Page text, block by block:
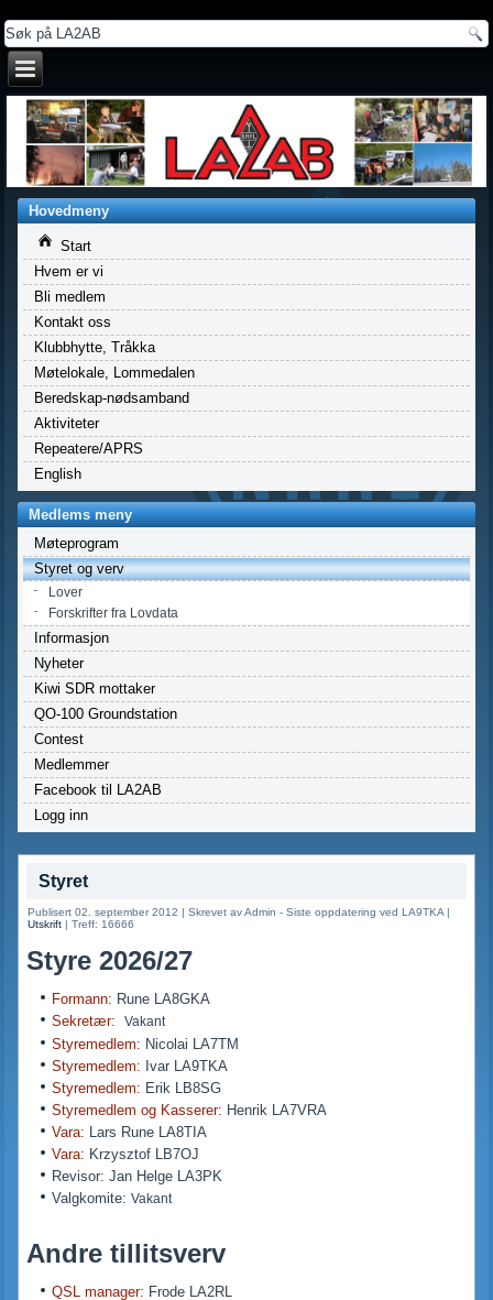
Hovedmeny
Start
Hvem er vi
Bli medlem
Kontakt oss
Klubbhytte, Tråkka
Møtelokale, Lommedalen
Beredskap-nødsamband
Aktiviteter
Repeatere/APRS
English
Medlems meny
Møteprogram
Styret og verv
Lover
Forskrifter fra Lovdata
Informasjon
Nyheter
Kiwi SDR mottaker
QO-100 Groundstation
Contest
Medlemmer
Facebook til LA2AB
Logg inn
Styret
Publisert 02. september 2012 |Skrevet av Admin - Siste oppdatering ved LA9TKA |
Utskrift |Treff: 16666
Styre 2026/27
Formann: Rune LA8GKA
Sekretær:
Vakant
Styremedlem: Nicolai LA7TM
Styremedlem: Ivar LA9TKA
Styremedlem: Erik LB8SG
Styremedlem og Kasserer: Henrik LA7VRA
Vara: Lars Rune LA8TIA
Vara: Krzysztof LB7OJ
Revisor: Jan Helge LA3PK
Valgkomite:Vakant
Andre tillitsverv
QSL manager: Frode LA2RL